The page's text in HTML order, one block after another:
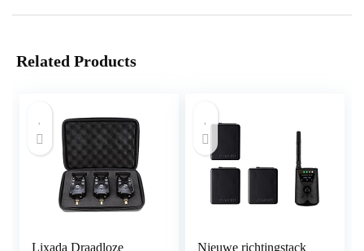
Related Products
Lixada Draadloze
Nieuwe richtingstack